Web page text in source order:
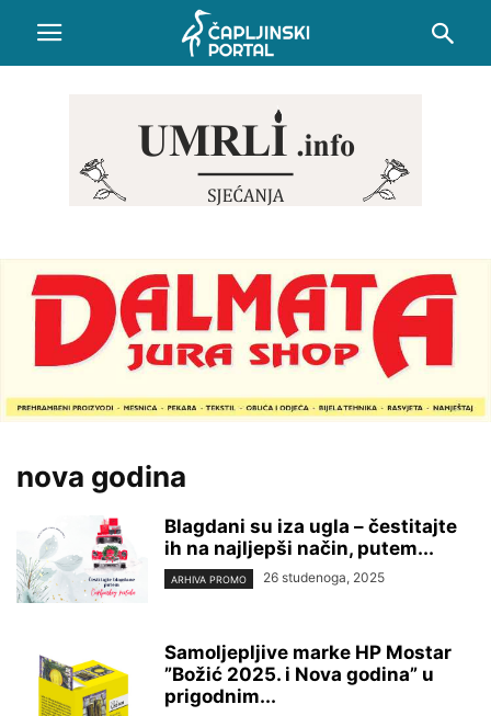
nova godina
Blagdani su iza ugla – čestitajte
ih na najljepši način, putem...
ARHIVA PROMO 26 studenoga, 2025
Samoljepljive marke HP Mostar
”Božić 2025. i Nova godina” u
prigodnim...